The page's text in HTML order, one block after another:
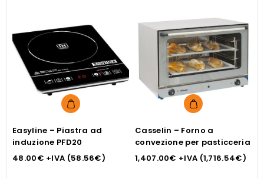
Easyline – Piastra ad
induzione PFD20
48.00€ +IVA (58.56€)
Casselin – Forno a
convezione per pasticceria
1,407.00€ +IVA (1,716.54€)